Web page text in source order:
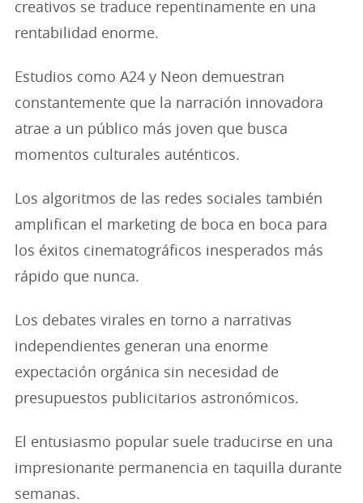
creativos se traduce repentinamente en una
rentabilidad enorme.
Estudios como A24 y Neon demuestran
constantemente que la narración innovadora
atrae a un público más joven que busca
momentos culturales auténticos.
Los algoritmos de las redes sociales también
amplifican el marketing de boca en boca para
los éxitos cinematográficos inesperados más
rápido que nunca.
Los debates virales en torno a narrativas
independientes generan una enorme
expectación orgánica sin necesidad de
presupuestos publicitarios astronómicos.
El entusiasmo popular suele traducirse en una
impresionante permanencia en taquilla durante
semanas.